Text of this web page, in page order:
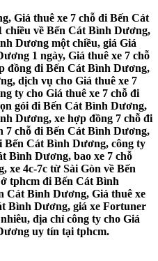
Giá thuê xe 7 chỗ đi Bến Cát
chiều về Bến Cát Bình Dương,
Dương một chiều, giá Giá
1 ngày, Giá thuê xe 7 chỗ
đồng đi Bến Cát Bình Dương,
dịch vụ cho Giá thuê xe 7
ty cho Giá thuê xe 7 chỗ đi
gói đi Bến Cát Bình Dương,
Dương, xe hợp đồng 7 chỗ đi
7 chỗ đi Bến Cát Bình Dương,
Bến Cát Bình Dương, công ty
Bình Dương, bao xe 7 chỗ
xe 4c-7c từ Sài Gòn về Bến
tphcm đi Bến Cát Bình
Cát Bình Dương, Giá thuê xe
Bình Dương, giá xe Fortuner
địa chỉ công ty cho Giá
uy tín tại tphcm.